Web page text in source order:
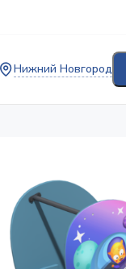
Нижний Новгород